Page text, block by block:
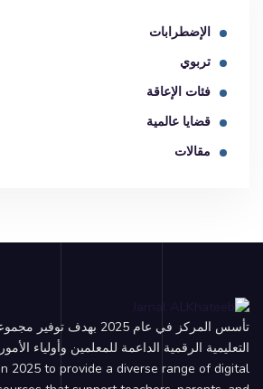
الإضطرابات
تربوي
فئات الإعاقة
قضايا عالمية
مقالات
تأسس المركز في عام 2025
2025 to provide a diverse range of digital